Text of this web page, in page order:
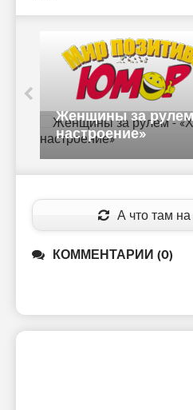
Женщины за
настроение»
А что там на
КОММЕНТАРИИ (0)